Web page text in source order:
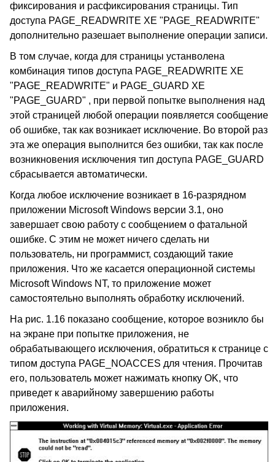
фиксирования и расфиксирования страницы. Тип
доступа PAGE_READWRITE XE "PAGE_READWRITE"
дополнительно разешает выполнение операции записи.
В том случае, когда для страницы устанволена
комбинация типов доступа PAGE_READWRITE XE
"PAGE_READWRITE" и PAGE_GUARD XE
"PAGE_GUARD" , при первой попытке выполнения над
этой страницей любой операции появляется сообщение
об ошибке, так как возникает исключение. Во второй раз
эта же операция выполнится без ошибки, так как после
возникновения исключения тип доступа PAGE_GUARD
сбрасывается автоматически.
Когда любое исключение возникает в 16-разрядном
приложении Microsoft Windows версии 3.1, оно
завершает свою работу с сообщением о фатальной
ошибке. С этим не может ничего сделать ни
пользователь, ни программист, создающий такие
приложения. Что же касается операционной системы
Microsoft Windows NT, то приложение может
самостоятельно выполнять обработку исключений.
На рис. 1.16 показано сообщение, которое возникло бы
на экране при попытке приложения, не
обрабатывающего исключения, обратиться к странице с
типом доступа PAGE_NOACCES для чтения. Прочитав
его, пользователь может нажимать кнопку OK, что
приведет к аварийному завершению работы
приложения.